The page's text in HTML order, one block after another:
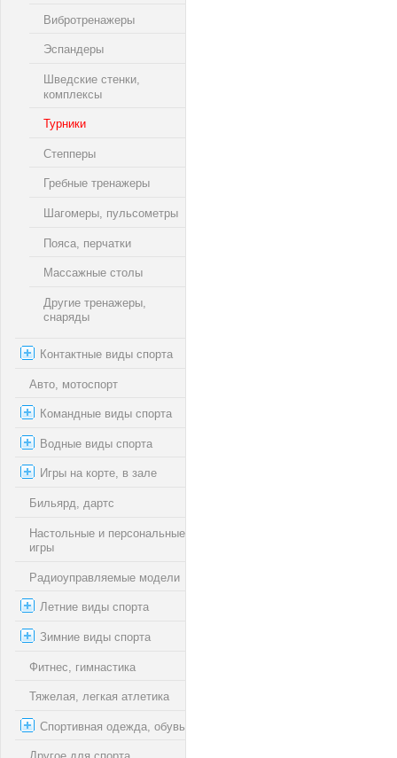
Вибротренажеры
Эспандеры
Шведские стенки,
комплексы
Турники
Степперы
Гребные тренажеры
Шагомеры, пульсометры
Пояса, перчатки
Массажные столы
Другие тренажеры,
снаряды
Контактные виды спорта
Авто, мотоспорт
Командные виды спорта
Водные виды спорта
Игры на корте, в зале
Бильярд, дартс
Настольные и персональные
игры
Радиоуправляемые модели
Летние виды спорта
Зимние виды спорта
Фитнес, гимнастика
Тяжелая, легкая атлетика
Спортивная одежда, обувь